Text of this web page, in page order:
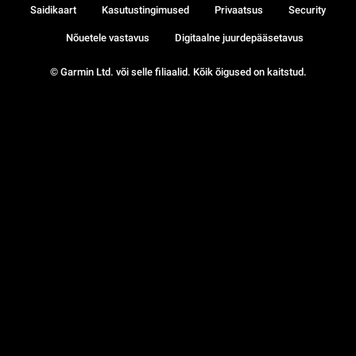
© Garmin Ltd. või selle filiaalid. Kõik õigused on kaitstud.
Saidikaart Kasutustingimused Privaatsus Security
Nõuetele vastavus Digitaalne juurdepääsetavus